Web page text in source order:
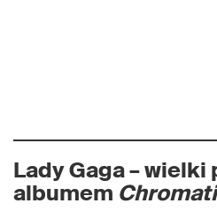
Lady Gaga –
albumem